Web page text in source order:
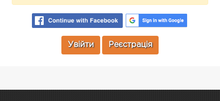
Увійти Реєстрація